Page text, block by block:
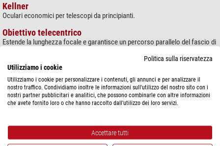
Kellner
Oculari economici per telescopi da principianti.
Obiettivo telecentrico
Estende la lunghezza focale e garantisce un percorso parallelo del fascio di
Oculare ED
Oculari con elemento ED, come nei telescopi apocromatici.
Oculari zoom
Oculari con ingrandimento variabile.
Questi oculari offrono un campo visivo particolarmente piatto dal centro
fino ai margini.
Politica sulla riservatezza
Utilizziamo i cookie
Utilizziamo i cookie per personalizzare i contenuti, gli annunci e per analizzare il
nostro traffico. Condividiamo inoltre le informazioni sull'utilizzo del nostro sito con i
nostri partner pubblicitari e analitici, che possono combinarle con altre informazioni
che avete fornito loro o che hanno raccolto dall'utilizzo dei loro servizi.
Accettare tutti